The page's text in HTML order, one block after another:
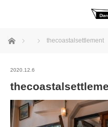
ホーム thecoastalsettlement
2020.12.6